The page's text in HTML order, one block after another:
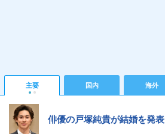
主要 国内 海外
俳優の戸塚純貴が結婚を発表